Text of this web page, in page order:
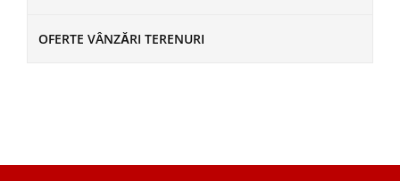
OFERTE VÂNZĂRI TERENURI